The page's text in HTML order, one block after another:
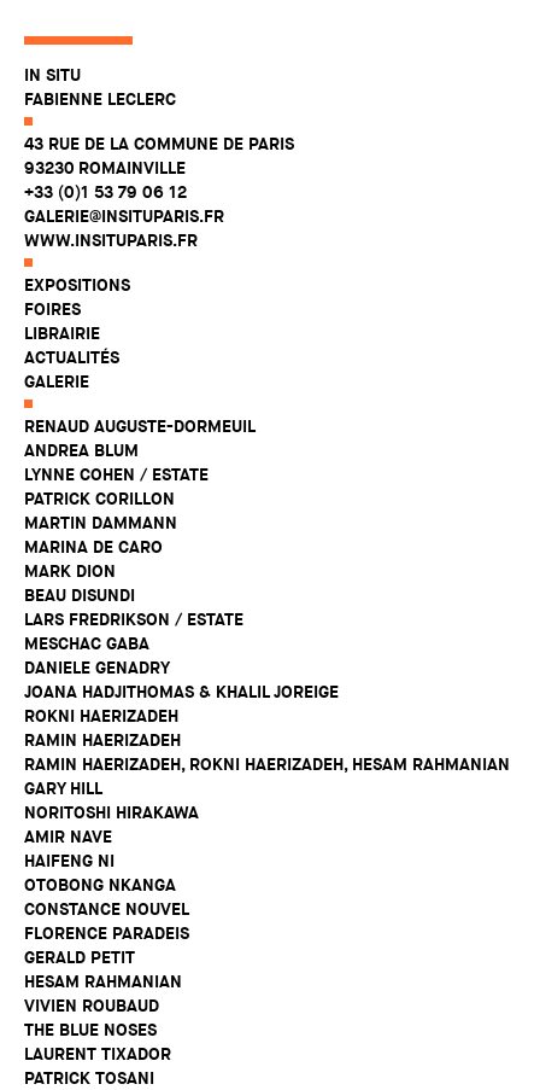
IN SITU
FABIENNE LECLERC
43 RUE DE LA COMMUNE DE PARIS
93230 ROMAINVILLE
+33 (0)1 53 79 06 12
GALERIE@INSITUPARIS.FR
WWW.INSITUPARIS.FR
EXPOSITIONS
FOIRES
LIBRAIRIE
ACTUALITÉS
GALERIE
RENAUD AUGUSTE-DORMEUIL
ANDREA BLUM
LYNNE COHEN / ESTATE
PATRICK CORILLON
MARTIN DAMMANN
MARINA DE CARO
MARK DION
BEAU DISUNDI
LARS FREDRIKSON / ESTATE
MESCHAC GABA
DANIELE GENADRY
JOANA HADJITHOMAS & KHALIL JOREIGE
ROKNI HAERIZADEH
RAMIN HAERIZADEH
RAMIN HAERIZADEH, ROKNI HAERIZADEH, HESAM RAHMANIAN
GARY HILL
NORITOSHI HIRAKAWA
AMIR NAVE
HAIFENG NI
OTOBONG NKANGA
CONSTANCE NOUVEL
FLORENCE PARADEIS
GERALD PETIT
HESAM RAHMANIAN
VIVIEN ROUBAUD
THE BLUE NOSES
LAURENT TIXADOR
PATRICK TOSANI